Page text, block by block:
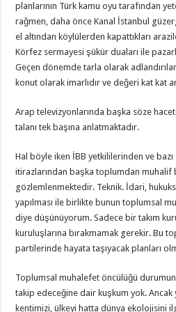
planlarının Türk kamu oyu tarafından
rağmen, daha önce Kanal İstanbul
el altından köylülerden kapattıkları
Körfez sermayesi şükür duaları ile
Geçen dönemde tarla olarak
konut olarak imarlıdır ve değeri kat kat
Arap televizyonlarında başka söze
talanı tek başına anlatmaktadır.
Hal böyle iken İBB yetkililerinden ve
itirazlarından başka toplumdan muhalif
gözlemlenmektedir. Teknik. İdari,
yapılması ile birlikte bunun toplumsal
diye düşünüyorum. Sadece bir takım
kuruluşlarına bırakmamak gerekir. Bu
partilerinde hayata taşıyacak planları
Toplumsal muhalefet öncülüğü
takip edeceğine dair kuşkum yok.
kentimizi, ülkeyi hatta dünya ekolojisini